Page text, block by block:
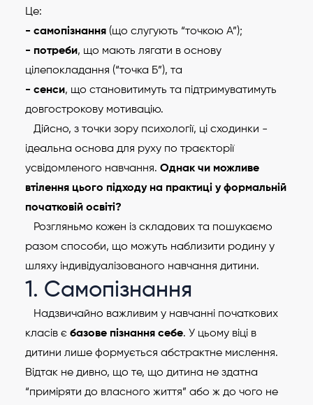
Це:
- самопізнання (що слугують “точкою А”);
- потреби, що мають лягати в основу
цілепокладання (“точка Б”), та
- сенси, що становитимуть та підтримуватимуть
довгострокову мотивацію.
Дійсно, з точки зору психології, ці сходинки -
ідеальна основа для руху по траєкторії
усвідомленого навчання. Однак чи можливе
втілення цього підходу на практиці у формальній
початковій освіті?
Розгляньмо кожен із складових та пошукаємо
разом способи, що можуть наблизити родину у
шляху індивідуалізованого навчання дитини.
1. Самопізнання
Надзвичайно важливим у навчанні початкових
класів є базове пізнання себе. У цьому віці в
дитини лише формується абстрактне мислення.
Відтак не дивно, що те, що дитина не здатна
“приміряти до власного життя” або ж до чого не